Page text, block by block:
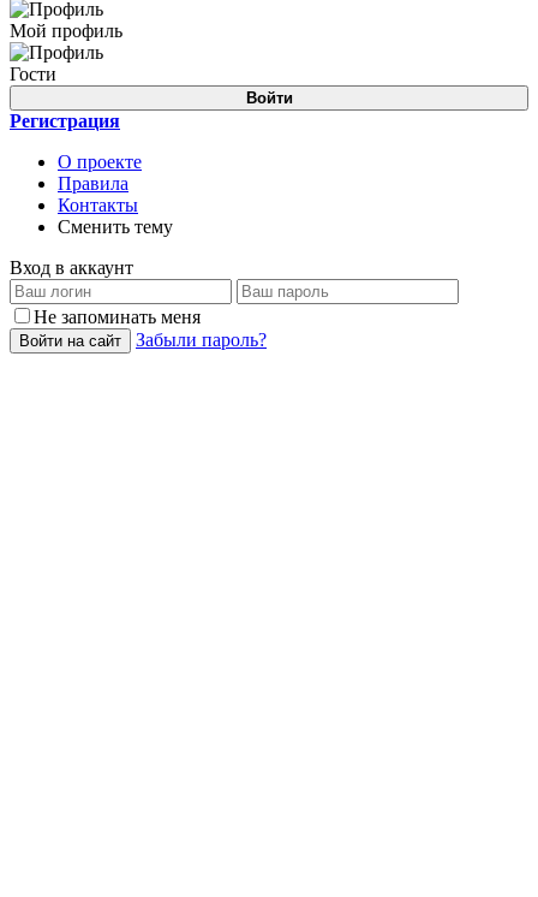
Мой профиль
Гости
Войти
Регистрация
О проекте
Правила
Контакты
Сменить тему
Вход в аккаунт
Не запоминать меня
Войти на сайт Забыли пароль?